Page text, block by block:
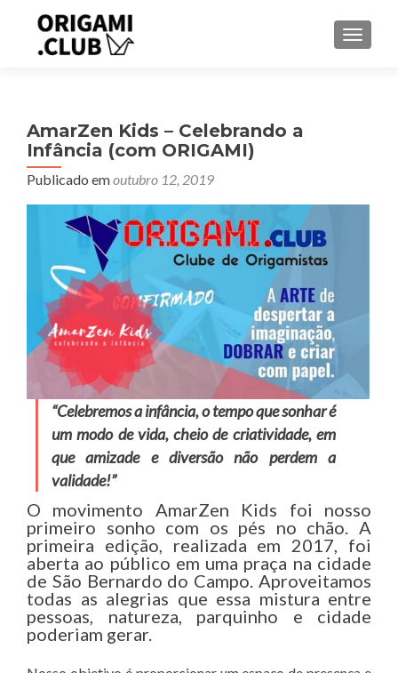
AmarZen Kids – Celebrando a
Infância (com ORIGAMI)
Publicado emoutubro 12, 2019
“Celebremos a infância, o tempo que sonhar é
um modo de vida, cheio de criatividade, em
que amizade e diversão não perdem a
validade!”
O movimento AmarZen Kids foi nosso
primeiro sonho com os pés no chão. A
primeira edição, realizada em 2017, foi
aberta ao público em uma praça na cidade
de São Bernardo do Campo. Aproveitamos
todas as alegrias que essa mistura entre
pessoas, natureza, parquinho e cidade
poderiam gerar.